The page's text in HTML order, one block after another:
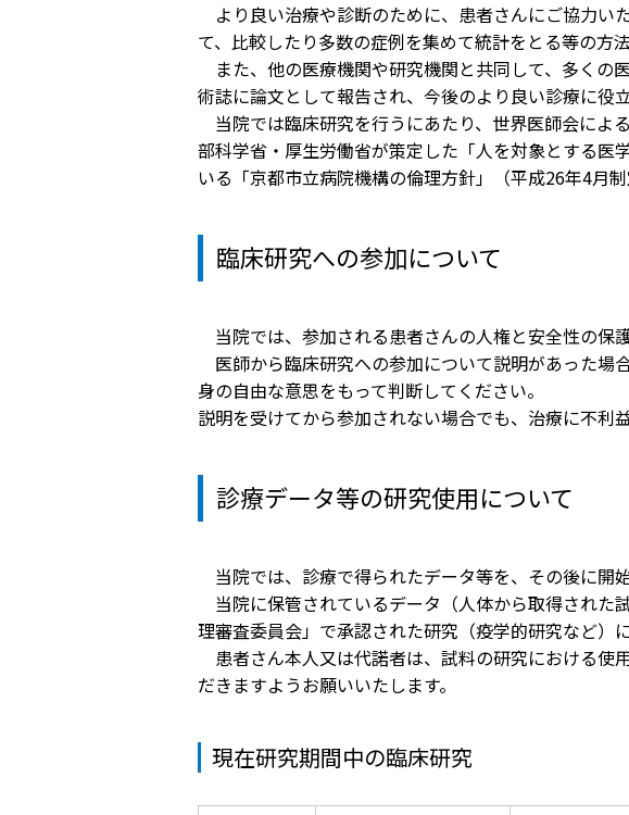
患者さん・ご家族の情報交換
広報誌「やすらぎ」
イベント・取組
医療目的で来日される患者さ
病院紀要
人間ドック希望の方
健診センター基本診療方
受診者のみなさま
健診センター施設概要
当院へ就職希望の方
製薬・医療関連企業の方
治験
より良い治療や診断のために、患者さんにご協力い
て、比較したり多数の症例を集めて統計をとる等の方
また、他の医療機関や研究機関と共同して、多くの
術誌に論文として報告され、今後のより良い診療に役立
当院では臨床研究を行うにあたり、世界医師会によ
部科学省・厚生労働省が策定した「人を対象とする医
いる「京都市立病院機構の倫理方針」（平成26年4月
臨床研究への参加について
当院では、参加される患者さんの人権と安全性の保
医師から臨床研究への参加について説明があった場
身の自由な意思をもって判断してください。
説明を受けてから参加されない場合でも、治療に不利
診療データ等の研究使用について
当院では、診療で得られたデータ等を、その後に開
当院に保管されているデータ（人体から取得された
理審査委員会」で承認された研究（疫学的研究など）
患者さん本人又は代諾者は、試料の研究における使
だきますようお願いいたします。
現在研究期間中の臨床研究